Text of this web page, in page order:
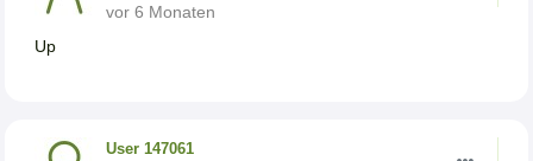
vor 6 Monaten
Up
User 147061